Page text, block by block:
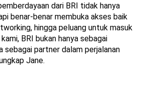
dari BRI tidak hanya
benar-benar membuka akses baik
hingga peluang untuk masuk
BRI bukan hanya sebagai
partner dalam perjalanan
Jane.